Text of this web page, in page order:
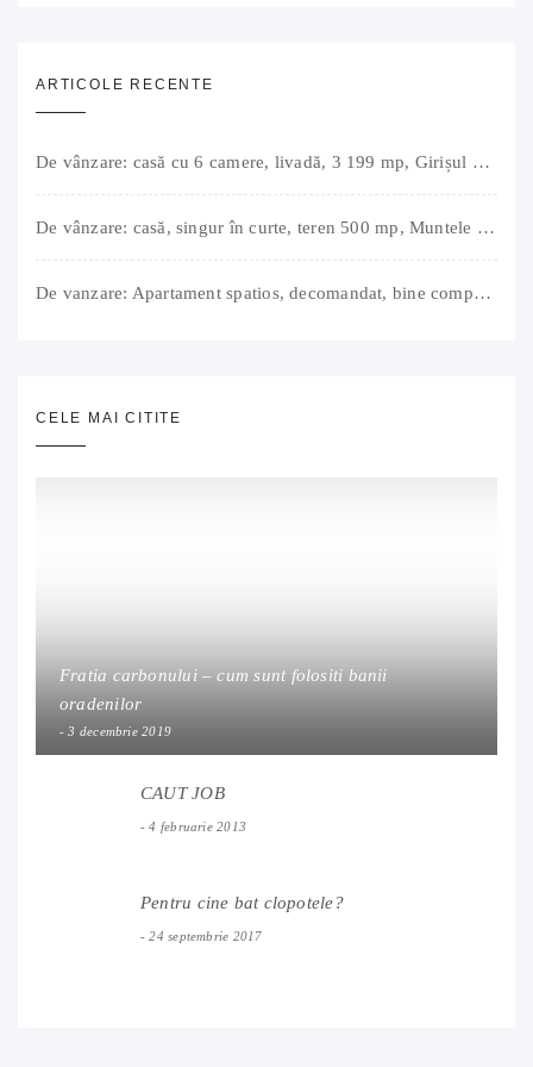
ARTICOLE RECENTE
De vânzare: casă cu 6 camere, livadă, 3 199 mp, Girișul Negru, Bihor, 42 000 Euro. Comision 0.
De vânzare: casă, singur în curte, teren 500 mp, Muntele Găina, Oradea. 157.000 € (negociabil). Comision 0.
De vanzare: Apartament spatios, decomandat, bine compartimentat, 3 camere, 2 bai, bucatarie, suprafață utilă de 64 mp + 3 balcoane (11 mp), strada Barierei, zona Dragos Voda Oradea. 89 500 E (neg). Comision 0
CELE MAI CITITE
Fratia carbonului – cum sunt folositi banii
oradenilor
3 decembrie 2019
CAUT JOB
4 februarie 2013
Pentru cine bat clopotele?
24 septembrie 2017